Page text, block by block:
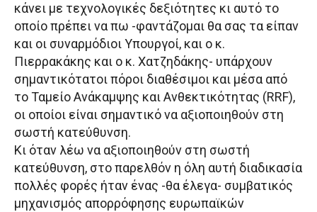
κάνει με τεχνολογικές δεξιότητες κι αυτό το
οποίο πρέπει να πω -φαντάζομαι θα σας τα είπαν
και οι συναρμόδιοι Υπουργοί, και ο κ.
Πιερρακάκης και ο κ. Χατζηδάκης- υπάρχουν
σημαντικότατοι πόροι διαθέσιμοι και μέσα από
το Ταμείο Ανάκαμψης και Ανθεκτικότητας (RRF),
οι οποίοι είναι σημαντικό να αξιοποιηθούν στη
σωστή κατεύθυνση.
Κι όταν λέω να αξιοποιηθούν στη σωστή
κατεύθυνση, στο παρελθόν η όλη αυτή διαδικασία
πολλές φορές ήταν ένας -θα έλεγα- συμβατικός
μηχανισμός απορρόφησης ευρωπαϊκών